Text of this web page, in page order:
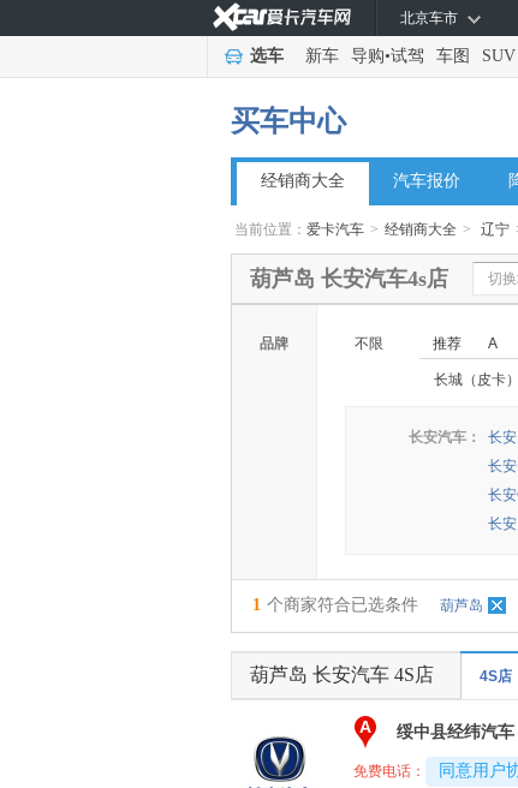
北京车市
选车 新车 导购•试驾 车图 SUV
买车中心
经销商大全 汽车报价
当前位置： 爱卡汽车 > 经销商大全 > 辽宁
葫芦岛 长安汽车4s店 切
品牌 不限 推荐 A
长城（皮卡）
长安汽车： 长
长
长
长
1 个商家符合已选条件 葫芦岛
葫芦岛 长安汽车 4S店 4S店
A 绥中县经纬汽车
免费电话： 同意用户